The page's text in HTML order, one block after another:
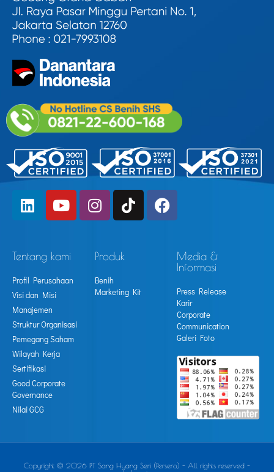
Tentang kami
Profil Perusahaan
Visi dan Misi
Manajemen
Struktur Organisasi
Pemegang Saham
Wilayah Kerja
Sertifikasi
Good Corporate
Governance
Nilai GCG
Produk
Benih
Marketing Kit
Media &
Informasi
Press Release
Karir
Corporate
Communication
Galeri Foto
Copyright © 2026 PT Sang Hyang Seri (Persero) - All rights reserved -